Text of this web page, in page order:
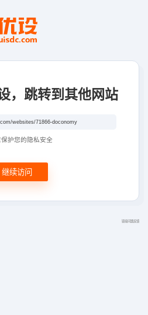
，跳转到其他网站
护您的隐私安全
继续访问
链接问题反馈